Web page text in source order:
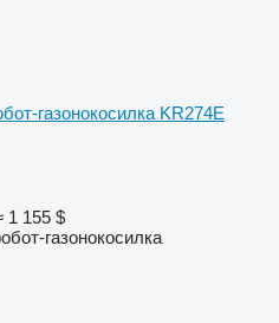
газонокосилка KR274E
1 155 $
газонокосилка